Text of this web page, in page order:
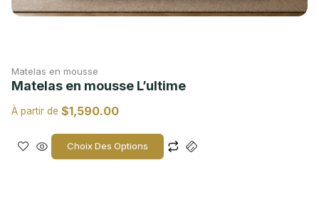
Matelas en mousse
Matelas en mousse L’ultime
À partir de $1,590.00
Choix Des Options